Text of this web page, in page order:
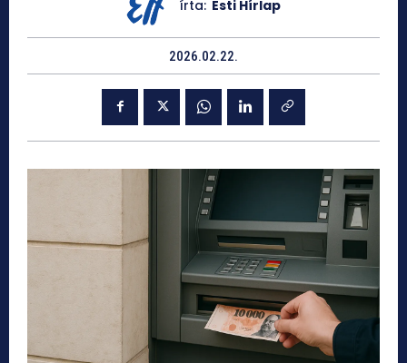
írta: Esti Hírlap
2026.02.22.